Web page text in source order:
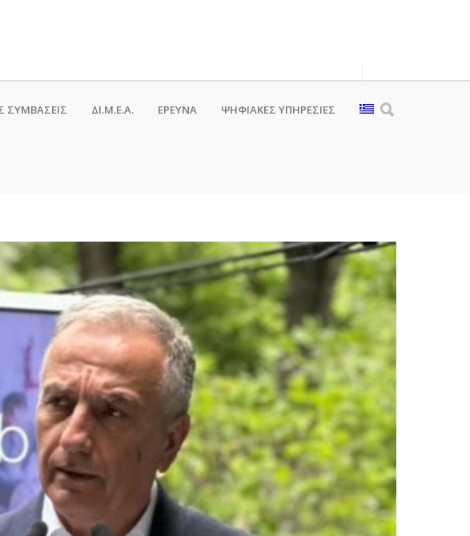
ΣΥΜΒΑΣΕΙΣ ΔΙ.Μ.Ε.Α. ΕΡΕΥΝΑ ΨΗΦΙΑΚΈΣ ΥΠΗΡΕΣΊΕΣ